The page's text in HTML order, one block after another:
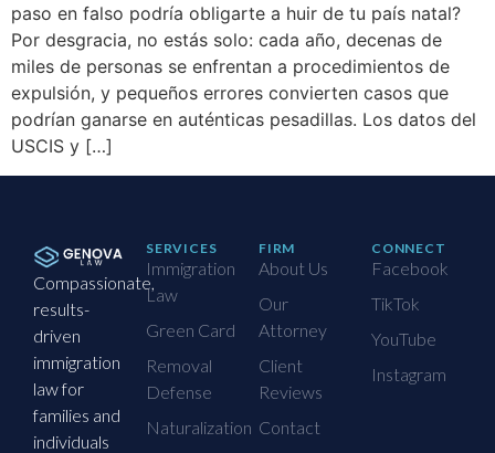
paso en falso podría obligarte a huir de tu país natal?
Por desgracia, no estás solo: cada año, decenas de
miles de personas se enfrentan a procedimientos de
expulsión, y pequeños errores convierten casos que
podrían ganarse en auténticas pesadillas. Los datos del
USCIS y […]
Compassionate,
results-
driven
immigration
law for
families and
individuals
SERVICES
Immigration
Law
Green Card
Removal
Defense
Naturalization
FIRM
About Us
Our
Attorney
Client
Reviews
Contact
CONNECT
Facebook
TikTok
YouTube
Instagram